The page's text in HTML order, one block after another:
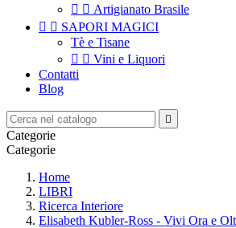
  Artigianato Brasile
  SAPORI MAGICI
Tè e Tisane
  Vini e Liquori
Contatti
Blog

Categorie
Categorie
Home
LIBRI
Ricerca Interiore
Elisabeth Kubler-Ross - Vivi Ora e